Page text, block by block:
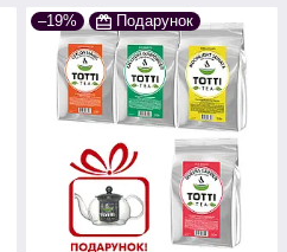
–19% Подарунок